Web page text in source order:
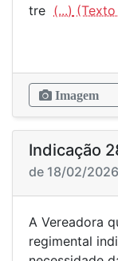
tre (...)
Imagem
Indicação
de 18/02/2026
A Vereadora
regimental